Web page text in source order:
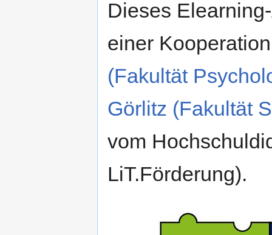
Dieses
einer
(Fakultät
Görlitz (Fakultät
vom
LiT.Förderung).